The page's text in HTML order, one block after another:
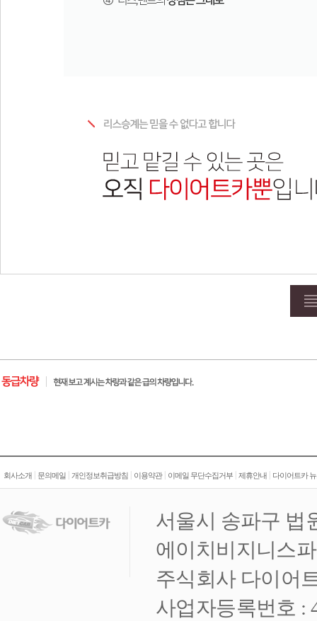
회사소개 | 문의메일 | 개인정보취급방침 | 이용약관| 이메일 무단수집거부 | 제휴안내 | 다이어트카
서울시 송파구 법
에이치비지니스
주식회사 다이어
사업자등록번호 :